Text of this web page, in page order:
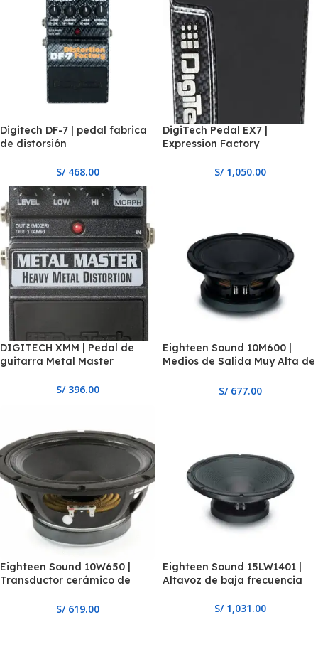
Digitech DF-7 | pedal fabrica
de distorsión
S/468.00
DigiTech Pedal EX7 |
Expression Factory
S/1,050.00
DIGITECH XMM | Pedal de
guitarra Metal Master
S/396.00
Eighteen Sound 10M600 |
Medios de Salida Muy Alta de
S/677.00
Eighteen Sound 10W650 |
Transductor cerámico de
S/619.00
Eighteen Sound 15LW1401 |
Altavoz de baja frecuencia
S/1,031.00